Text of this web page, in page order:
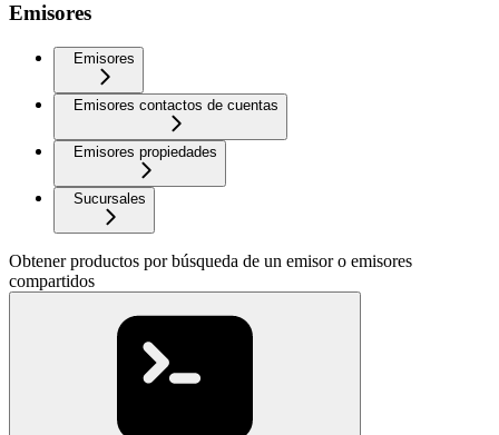
Emisores
Emisores
Emisores contactos de cuentas
Emisores propiedades
Sucursales
Obtener productos por búsqueda de un emisor o emisores
compartidos